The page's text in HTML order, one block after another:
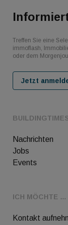
Nachrichten
Jobs
Events
ICH MÖCHTE ...
Kontakt
Treffen Sie eine
immoflash,
oder dem
Jetzt